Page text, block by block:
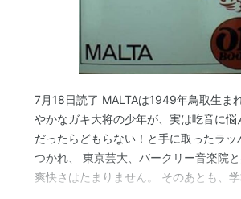
7月18日読了 MALTAは1949年鳥取生ま
やかなガキ大将の少年が、実は吃音に悩
だったらどもらない！と手に取ったラッ
つかれ、 東京芸大、バークリー音楽院
爽快さはたまりません。 そのあとも、